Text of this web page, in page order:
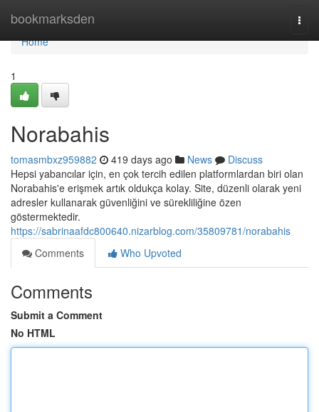
bookmarksden
Home
Home
1
Norabahis
tomasmbxz959882 419 days ago News
Discuss
Hepsi yabancılar için, en çok tercih edilen platformlardan biri olan
Norabahis'e erişmek artık oldukça kolay. Site, düzenli olarak yeni
adresler kullanarak güvenliğini ve sürekliliğine özen
göstermektedir.
https://sabrinaafdc800640.nizarblog.com/35809781/norabahis
Comments
Who Upvoted
Comments
Submit a Comment
No HTML